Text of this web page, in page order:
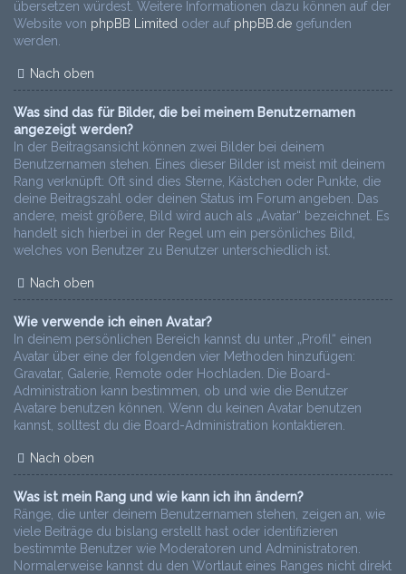
übersetzen würdest. Weitere Informationen dazu können auf der
Website von phpBB Limited oder auf phpBB.de gefunden
werden.
Nach oben
Was sind das für Bilder, die bei meinem Benutzernamen
angezeigt werden?
In der Beitragsansicht können zwei Bilder bei deinem
Benutzernamen stehen. Eines dieser Bilder ist meist mit deinem
Rang verknüpft: Oft sind dies Sterne, Kästchen oder Punkte, die
deine Beitragszahl oder deinen Status im Forum angeben. Das
andere, meist größere, Bild wird auch als „Avatar“ bezeichnet. Es
handelt sich hierbei in der Regel um ein persönliches Bild,
welches von Benutzer zu Benutzer unterschiedlich ist.
Nach oben
Wie verwende ich einen Avatar?
In deinem persönlichen Bereich kannst du unter „Profil“ einen
Avatar über eine der folgenden vier Methoden hinzufügen:
Gravatar, Galerie, Remote oder Hochladen. Die Board-
Administration kann bestimmen, ob und wie die Benutzer
Avatare benutzen können. Wenn du keinen Avatar benutzen
kannst, solltest du die Board-Administration kontaktieren.
Nach oben
Was ist mein Rang und wie kann ich ihn ändern?
Ränge, die unter deinem Benutzernamen stehen, zeigen an, wie
viele Beiträge du bislang erstellt hast oder identifizieren
bestimmte Benutzer wie Moderatoren und Administratoren.
Normalerweise kannst du den Wortlaut eines Ranges nicht direkt